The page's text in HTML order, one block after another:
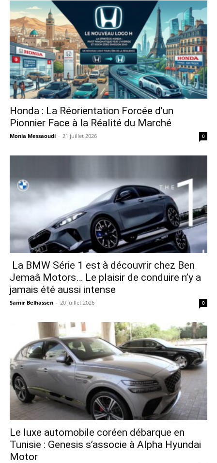
Honda : La Réorientation Forcée d’un
Pionnier Face à la Réalité du Marché
Monia Messaoudi - 21 juillet 2026 0
La BMW Série 1 est à découvrir chez Ben
Jemaâ Motors… Le plaisir de conduire n’y a
jamais été aussi intense
Samir Belhassen - 20 juillet 2026 0
Le luxe automobile coréen débarque en
Tunisie : Genesis s’associe à Alpha Hyundai
Motor